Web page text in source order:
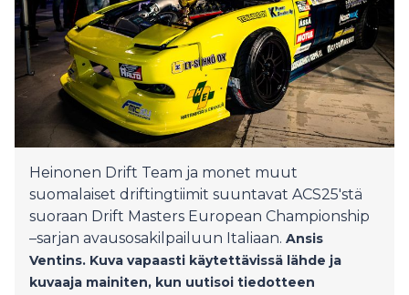
Heinonen Drift Team ja monet muut
suomalaiset driftingtiimit suuntavat ACS25'stä
suoraan Drift Masters European Championship
–sarjan avausosakilpailuun Italiaan. Ansis
Ventins. Kuva vapaasti käytettävissä lähde ja
kuvaaja mainiten, kun uutisoi tiedotteen